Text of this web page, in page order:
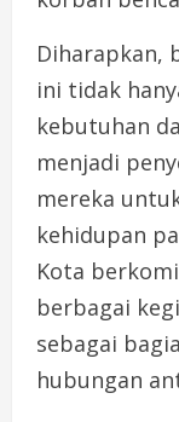
Diharapkan,
ini tidak
kebutuhan
menjadi
mereka
kehidupan
Kota
berbagai
sebagai
hubungan